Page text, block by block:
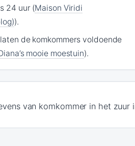
24 uur (Maison Viridi
).
de komkommers voldoende
mooie moestuin).
van komkommer in het zuur